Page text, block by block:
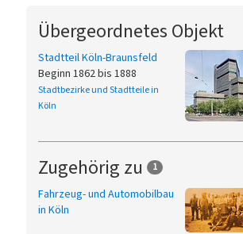
Übergeordnetes Objekt
Stadtteil Köln-Braunsfeld
Beginn 1862 bis 1888
Stadtbezirke und Stadtteile in
Köln
Zugehörig zu 1
Fahrzeug- und Automobilbau
in Köln